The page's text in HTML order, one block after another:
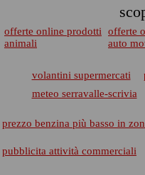
offerte online prodotti
animali
offerte
auto
volantini supermercati
meteo serravalle-scrivia
prezzo benzina più basso in
pubblicita attività commerciali